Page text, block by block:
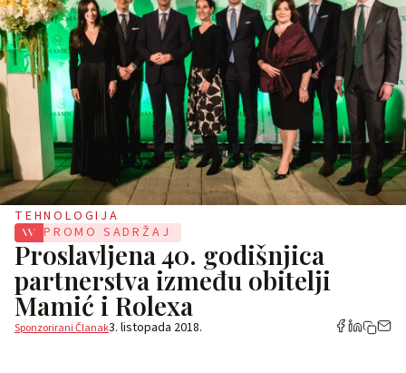
TEHNOLOGIJA
PROMO SADRŽAJ
Proslavljena 40. godišnjica
partnerstva između obitelji
Mamić i Rolexa
Sponzorirani Članak3. listopada 2018.